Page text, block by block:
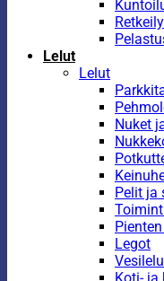
Lelut
Lelut
Nuket
Pelit ja
Legot